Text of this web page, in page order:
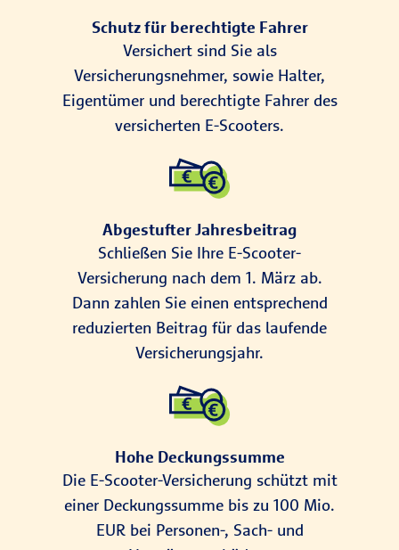
Schutz für berechtigte Fahrer
Versichert sind Sie als
Versicherungsnehmer, sowie Halter,
Eigentümer und berechtigte Fahrer des
versicherten E-Scooters.
Abgestufter Jahresbeitrag
Schließen Sie Ihre E-Scooter-
Versicherung nach dem 1. März ab.
Dann zahlen Sie einen entsprechend
reduzierten Beitrag für das laufende
Versicherungsjahr.
Hohe Deckungssumme
Die E-Scooter-Versicherung schützt mit
einer Deckungssumme bis zu 100 Mio.
EUR bei Personen-, Sach- und